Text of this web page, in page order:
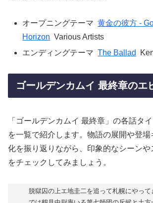
オープニングテーマ 黄金の彼方 -
Horizon Various Artists
エンディングテーマ The Ballad
ゴールデンカムイ 最終章のエ
「ゴールデンカムイ 最終章」の各話タ
を一覧で紹介します。物語の展開や登
化を振り返りながら、印象的なシーン
をチェックしてみましょう。
脱獄囚の上エ地圭二を追って札幌にやっ